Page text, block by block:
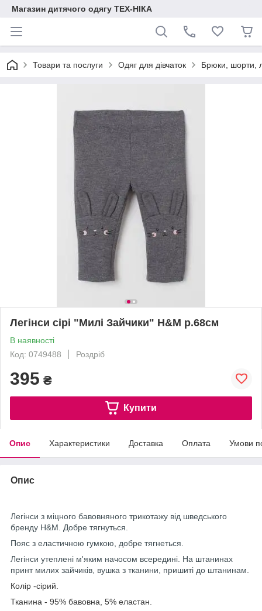
Магазин дитячого одягу ТЕХ-НІКА
Товари та послуги Одяг для дівчаток Брюки, шорти,
Легінси сірі "Милі Зайчики" H&M р.68см
В наявності
Код: 0749488
Роздріб
395 ₴
Купити
Опис Характеристики Доставка Оплата Умови
Опис
Легінси з міцного бавовняного трикотажу від шведського
бренду H&M. Добре тягнуться.
Пояс з еластичною гумкою, добре тягнеться.
Легінси утеплені м'яким начосом всередині. На штанинах
принт милих зайчиків, вушка з тканини, пришиті до штанинам
Колір -сірий.
Тканина - 95% бавовна, 5% еластан.